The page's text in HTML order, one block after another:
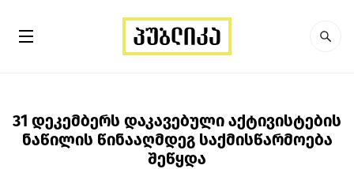
31 დეკემბერს დაკავებული აქტივისტების
ნაწილის წინააღმდეგ საქმისწარმოება
შეწყდა